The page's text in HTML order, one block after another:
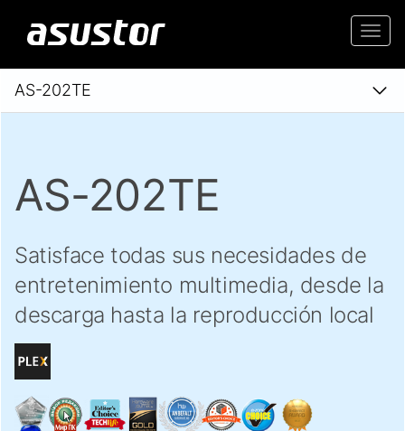
AS-202TE
AS-202TE
Satisface todas sus necesidades de
entretenimiento multimedia, desde la
descarga hasta la reproducción local